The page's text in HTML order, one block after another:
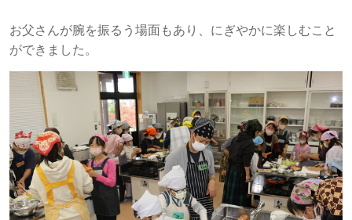
お父さんが腕を振るう場面もあり、にぎやかに楽しむこと
ができました。